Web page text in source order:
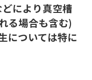
により真空槽
る場合も含む)
については特に